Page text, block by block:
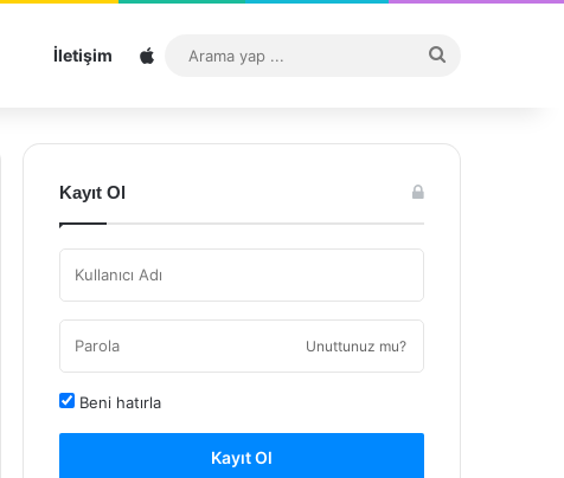
İletişim Sitemap
...
Kayıt Ol
Unuttunuz mu?
Beni hatırla
Kayıt Ol